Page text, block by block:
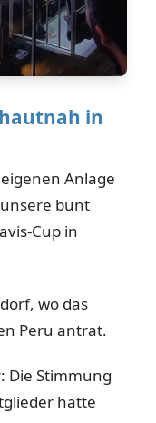
in
Anlage
bunt
Cup in
wo das
Peru antrat.
Die Stimmung
hatte